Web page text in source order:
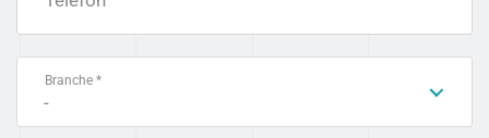
Branche *
-